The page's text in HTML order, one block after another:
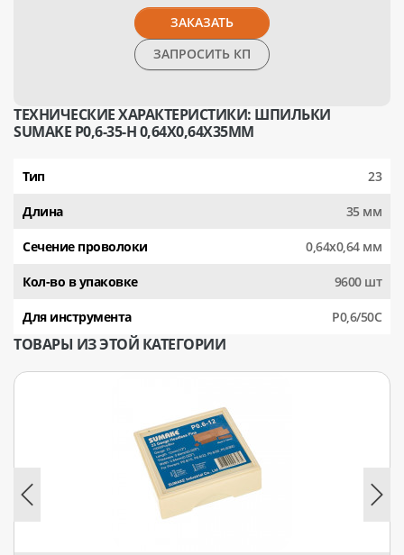
ЗАКАЗАТЬ
ЗАПРОСИТЬ КП
ТЕХНИЧЕСКИЕ ХАРАКТЕРИСТИКИ: ШПИЛЬКИ
SUMAKE Р0,6-35-H 0,64Х0,64Х35ММ
Тип 23
Длина 35 мм
Сечение проволоки 0,64x0,64 мм
Кол-во в упаковке 9600 шт
Для инструмента P0,6/50C
ТОВАРЫ ИЗ ЭТОЙ КАТЕГОРИИ